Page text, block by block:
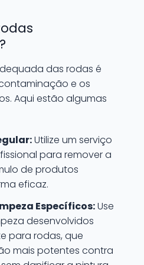
das rodas é
e os
Aqui estão algumas
Utilize um serviço
para remover a
de produtos
eficaz.
Específicos:Use
desenvolvidos
para rodas, que
mais potentes contra